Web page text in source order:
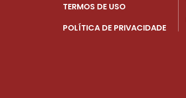
TERMOS DE USO
POLÍTICA DE PRIVACIDADE